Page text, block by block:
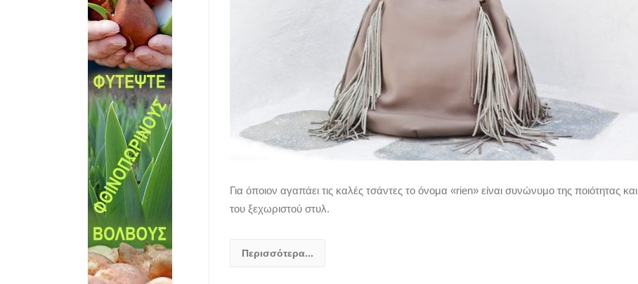
Για όποιον αγαπάει τις καλές τσάντες το όνομα «rien» είναι συνώνυμο της ποιότητας και
του ξεχωριστού στυλ.
Περισσότερα...